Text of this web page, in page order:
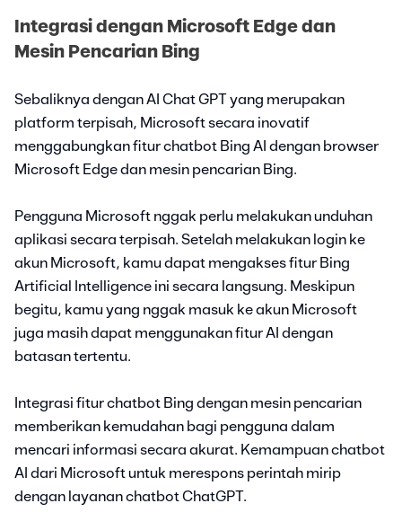
Integrasi dengan Microsoft Edge dan
Mesin Pencarian Bing
Sebaliknya dengan AI Chat GPT yang merupakan
platform terpisah, Microsoft secara inovatif
menggabungkan fitur chatbot Bing AI dengan browser
Microsoft Edge dan mesin pencarian Bing.
Pengguna Microsoft nggak perlu melakukan unduhan
aplikasi secara terpisah. Setelah melakukan login ke
akun Microsoft, kamu dapat mengakses fitur Bing
Artificial Intelligence ini secara langsung. Meskipun
begitu, kamu yang nggak masuk ke akun Microsoft
juga masih dapat menggunakan fitur AI dengan
batasan tertentu.
Integrasi fitur chatbot Bing dengan mesin pencarian
memberikan kemudahan bagi pengguna dalam
mencari informasi secara akurat. Kemampuan chatbot
AI dari Microsoft untuk merespons perintah mirip
dengan layanan chatbot ChatGPT.